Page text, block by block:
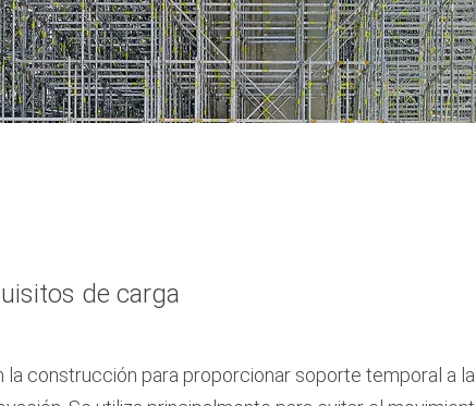
de carga
la construcción para proporcionar soporte temporal a